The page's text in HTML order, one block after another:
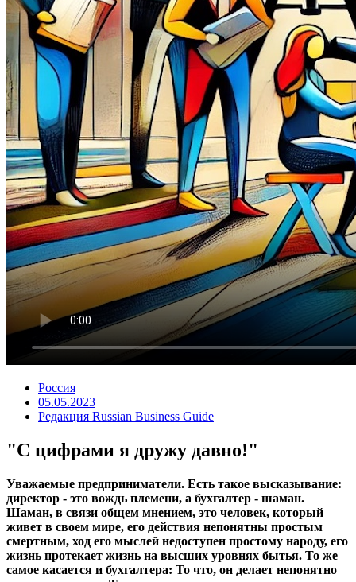
Россия
05.05.2023
Редакция Russian Business Guide
"С цифрами я дружу давно!"
Уважаемые предприниматели. Есть такое высказывание:
директор - это вождь племени, а бухгалтер - шаман.
Шаман, в связи общем мнением, это человек, который
живет в своем мире, его действия непонятны простым
смертным, ход его мыслей недоступен простому народу, его
жизнь протекает жизнь на высших уровнях бытья. То же
самое касается и бухгалтера: То что, он делает непонятно